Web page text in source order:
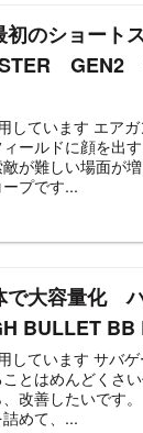
初のショート
GEN2
購入してサバゲーを数
ルドに顔を出すよう
難しい場面が増え
プです...
で大容量化
BULLET BB
に行ったときに、マガジ
はめんどくさい作
。 多段マガジン主体の時はＢ
めて、...